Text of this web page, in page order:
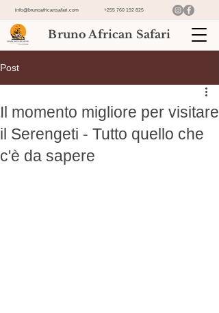
info@brunoafricansafari.com +255 760 192 825
Bruno African Safari
Post
Il momento migliore per visitare
il Serengeti - Tutto quello che
c'è da sapere